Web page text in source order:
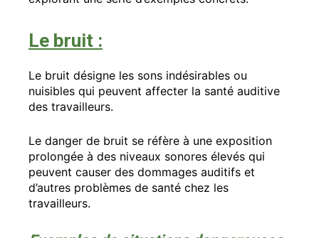
Le bruit :
Le bruit désigne les sons indésirables ou
nuisibles qui peuvent affecter la santé auditive
des travailleurs.
Le danger de bruit se réfère à une exposition
prolongée à des niveaux sonores élevés qui
peuvent causer des dommages auditifs et
d’autres problèmes de santé chez les
travailleurs.